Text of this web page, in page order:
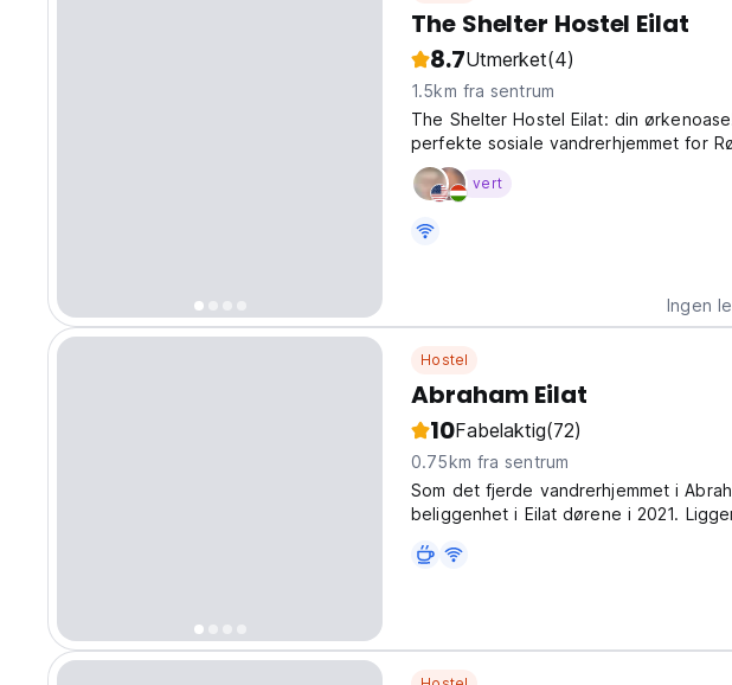
The Shelter Hostel Eilat
8.7Utmerket(4)
1.5km fra sentrum
The Shelter Hostel Eilat: din
perfekte sosiale vandrerhjemmet for
i Eilat. (Auto-translated from original
vert
Ingen
Hostel
Abraham Eilat
10Fabelaktig(72)
0.75km fra sentrum
Som det fjerde vandrerhjemmet i
beliggenhet i Eilat dørene i 2021.